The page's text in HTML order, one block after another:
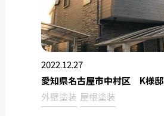
2022.12.27
愛知県名古屋市中村区 K様邸
外壁塗装 屋根塗装